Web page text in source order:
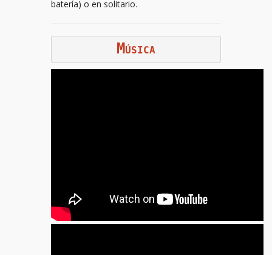
batería) o en solitario.
MÚSICA